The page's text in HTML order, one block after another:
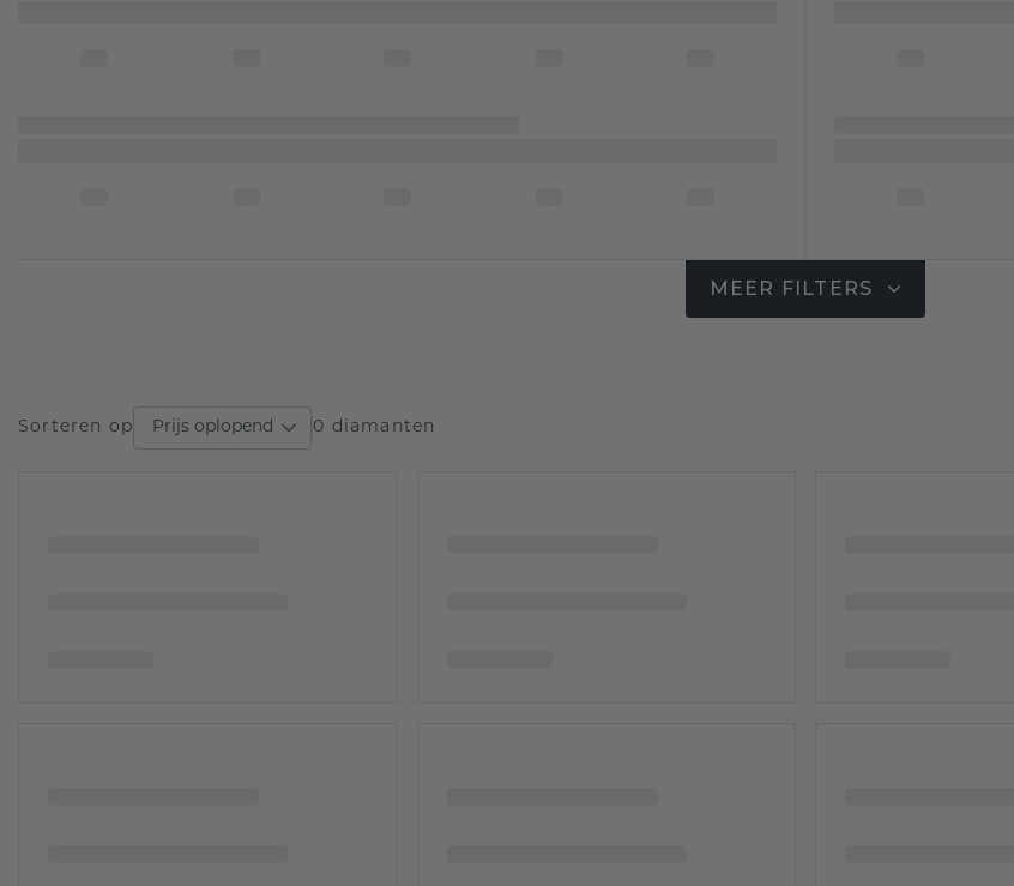
MEER FILTERS
Sorteren op Prijs oplopend 0 diamanten